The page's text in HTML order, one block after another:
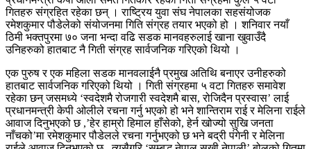
गितहरु संग्रहित रहेका छन् । राष्ट्रिय युवा संघ नेपालका सहसंयोजक
रमेशकुमार पौडेलेको संयोजनमा गिति संग्रह तयार भएको हो । शनिवार नयाँ
ठिमी भक्तपुरमा ७० जना भन्दा वढि सडक मानवहरुलाई खाना खुवाउँदै
उनिहरुको हातबाट नै गिती संग्रह सार्वजनिक गरिएको थियो ।
एक पुरुष र एक महिला सडक मानवलाईनै प्रमुख अतिथि बनाएर उनीहरुको
हातबाट सार्वजनिक गरिएको थियो । गिती संग्रहमा ५ वटा गितहरु समावेश
रहेका छन् जसमध्ये ‘स्वदेशमै रोजगारी स्वदेशमै बास, रोजिदैन प्रस्वास’ लाई
प्रधानमन्त्री केपी ओलीले रचना गर्नु भएको हो भने शान्तिराम राई र मेलिना राईले
आवाज दिनुभएको छ ,’हेर हाम्रो हिमाल हाँसेको, हेर्न खोज्यो सुखि जनता
नाँचको’मा रमेशकुमार पौडेलले रचना गर्नुभएको छ भने बद्री पंगेनी र मेलिना